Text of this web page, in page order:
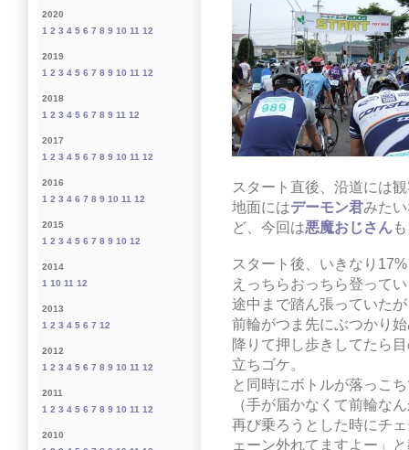
スタート直後、沿道には
地面にはデーモン君みた
ど、今回は悪魔おじさん
スタート後、いきなり
えっちらおっちら登って
途中まで踏ん張っていた
前輪がつま先にぶつかり
降りて押し歩きしてたら
立ちゴケ。
と同時にボトルが落っこ
（手が届かなくて前輪な
再び乗ろうとした時にチ
ェーン外れてますよー」
2020
1 2 3 4 5 6 7 8 9 10 11 12
2019
1 2 3 4 5 6 7 8 9 10 11 12
2018
1 2 3 4 5 6 7 8 9 11 12
2017
1 2 3 4 5 6 7 8 9 10 11 12
2016
1 2 3 4 6 7 8 9 10 11 12
2015
1 2 3 4 5 6 7 8 9 10 12
2014
1 10 11 12
2013
1 2 3 4 5 6 7 12
2012
1 2 3 4 5 6 7 8 9 10 11 12
2011
1 2 3 4 5 6 7 8 9 10 11 12
2010